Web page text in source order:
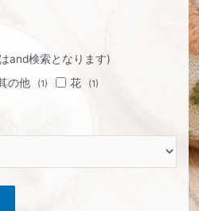
and検索となります)
の他 (1) 花 (1)